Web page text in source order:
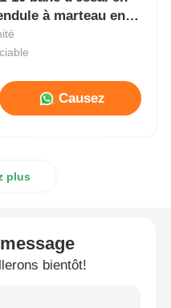
de construction
à marteau en
Causez
plus
bientôt!